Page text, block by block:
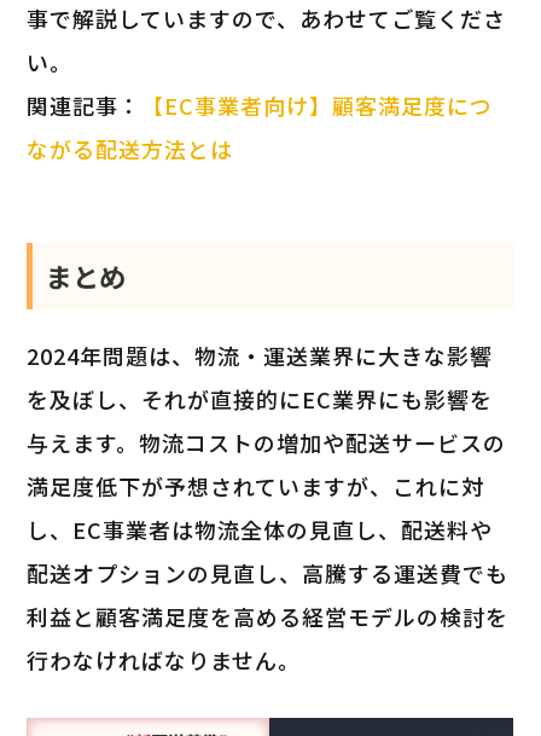
事で解説していますので、あわせてご覧くださ
い。
関連記事：
【EC事業者向け】顧客満足度につ
ながる配送方法とは
まとめ
2024年問題は、物流・運送業界に大きな影響
を及ぼし、それが直接的にEC業界にも影響を
与えます。物流コストの増加や配送サービスの
満足度低下が予想されていますが、これに対
し、EC事業者は物流全体の見直し、配送料や
配送オプションの見直し、高騰する運送費でも
利益と顧客満足度を高める経営モデルの検討を
行わなければなりません。